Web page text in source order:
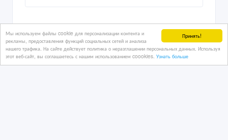
Принять!
Мы используем файлы cookie для персонализации контента и
рекламы, предоставления функций социальных сетей и анализа
нашего трафика. На сайте действует политика о неразглашении персональных данных. Используя
этот веб-сайт, вы соглашаетесь с нашим использованием coookies. Узнать больше